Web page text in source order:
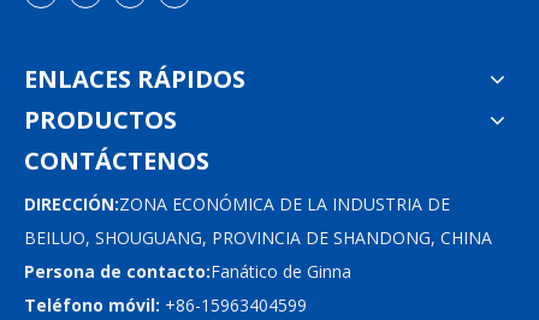
ENLACES RÁPIDOS
PRODUCTOS
CONTÁCTENOS
DIRECCIÓN:ZONA ECONÓMICA DE LA INDUSTRIA DE
BEILUO, SHOUGUANG, PROVINCIA DE SHANDONG, CHINA
Persona de contacto:Fanático de Ginna
Teléfono móvil: +86-15963404599